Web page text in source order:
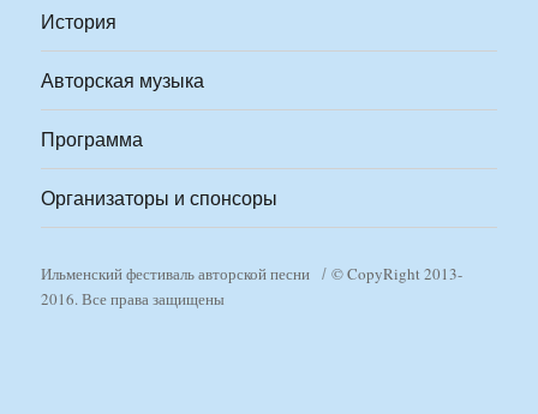
История
Авторская музыка
Программа
Организаторы и спонсоры
Ильменский фестиваль авторской песни
© CopyRight 2013-
2016. Все права защищены